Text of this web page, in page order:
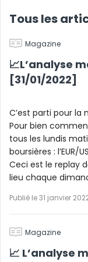
Tous les
Magazine
📈L’analyse
[31/01/2022]
C’est parti pour la
Pour bien
tous les lundis
boursières : l’EUR/
Ceci est le replay
lieu chaque
Publié le 31 janvier
Magazine
📈 L’analyse